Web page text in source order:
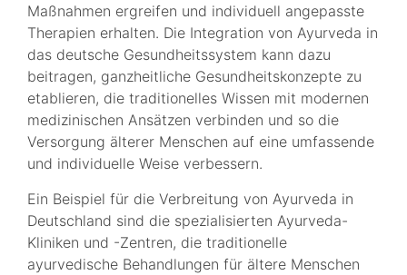
Maßnahmen ergreifen und individuell angepasste
Therapien erhalten. Die Integration von Ayurveda in
das deutsche Gesundheitssystem kann dazu
beitragen, ganzheitliche Gesundheitskonzepte zu
etablieren, die traditionelles Wissen mit modernen
medizinischen Ansätzen verbinden und so die
Versorgung älterer Menschen auf eine umfassende
und individuelle Weise verbessern.
Ein Beispiel für die Verbreitung von Ayurveda in
Deutschland sind die spezialisierten Ayurveda-
Kliniken und -Zentren, die traditionelle
ayurvedische Behandlungen für ältere Menschen